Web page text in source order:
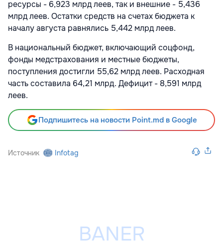
ресурсы - 6,923 млрд леев, так и внешние - 5,436
млрд леев. Остатки средств на счетах бюджета к
началу августа равнялись 5,442 млрд леев.
В национальный бюджет, включающий соцфонд,
фонды медстрахования и местные бюджеты,
поступления достигли 55,62 млрд леев. Расходная
часть составила 64,21 млрд. Дефицит - 8,591 млрд
леев.
Подпишитесь на новости Point.md в Google
Источник Infotag